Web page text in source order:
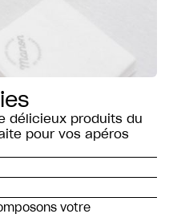
délicieux produits du
pour vos apéros
votre